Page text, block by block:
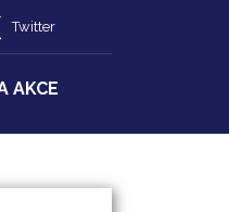
Twitter
AKCE